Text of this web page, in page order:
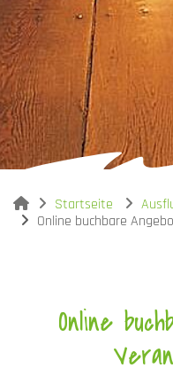
You are here:
Startseite
Online buchbare
Online